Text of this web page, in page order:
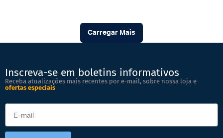
Carregar Mais
Inscreva-se em boletins informativos
Receba atualizações mais recentes por e-mail, sobre nossa loja e
ofertas especiais